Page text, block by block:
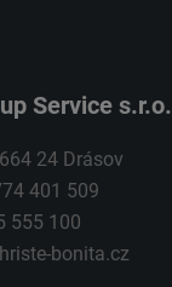
Service s.r.o.
24 Drásov
401 509
555 100
bonita.cz